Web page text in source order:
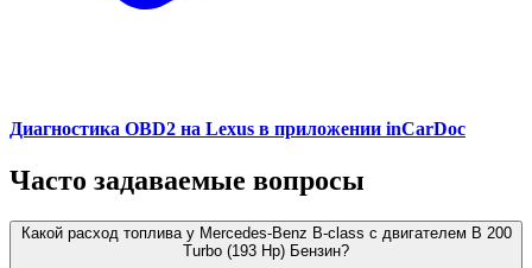
Диагностика OBD2 на Lexus в приложении inCarDoc
Часто задаваемые вопросы
Какой расход топлива у Mercedes-Benz B-class с двигателем B 200
Turbo (193 Hp) Бензин?